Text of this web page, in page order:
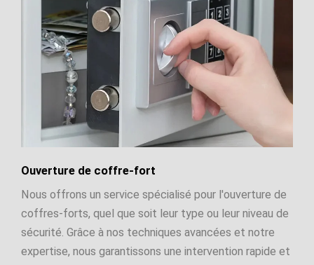
Ouverture de coffre-fort
Nous offrons un service spécialisé pour l'ouverture de
coffres-forts, quel que soit leur type ou leur niveau de
sécurité. Grâce à nos techniques avancées et notre
expertise, nous garantissons une intervention rapide et